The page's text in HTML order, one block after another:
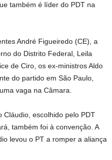
também é líder do PDT na
André Figueiredo (CE), a
do Distrito Federal, Leila
de Ciro, os ex-ministros Aldo
do partido em São Paulo,
vaga na Câmara.
Cláudio, escolhido pelo PDT
também foi à convenção. A
levou o PT a romper a aliança